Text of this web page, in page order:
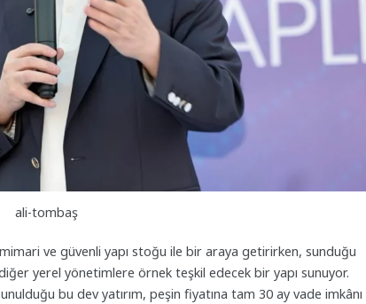
ali-tombaş
ve güvenli yapı stoğu ile bir araya getirirken, sunduğu
yerel yönetimlere örnek teşkil edecek bir yapı sunuyor.
bu dev yatırım, peşin fiyatına tam 30 ay vade imkânı